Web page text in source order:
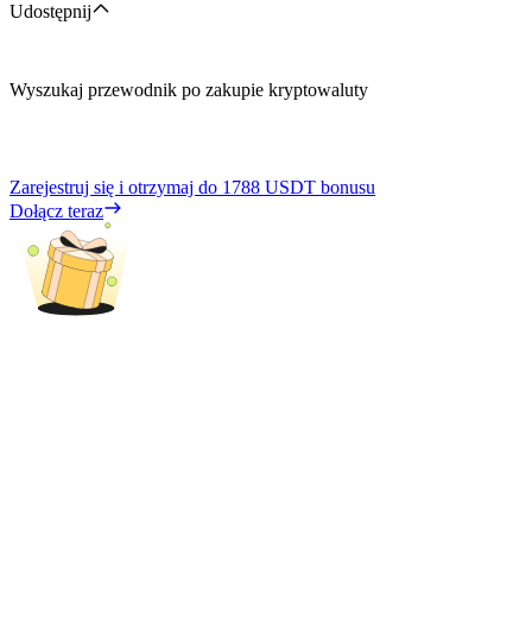
Udostępnij
Wyszukaj przewodnik po zakupie kryptowaluty
Zarejestruj się i otrzymaj do 1788 USDT bonusu
Dołącz teraz